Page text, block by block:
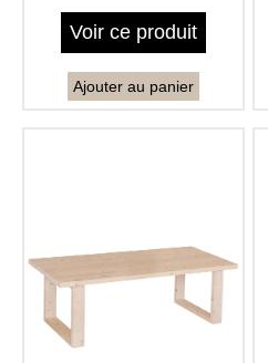
Voir ce produit
Ajouter au panier